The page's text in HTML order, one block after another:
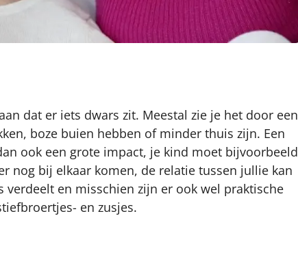
Content
dat er iets dwars zit. Meestal zie je het door een
boze buien hebben of minder thuis zijn. Een
ook een grote impact, je kind moet bijvoorbeeld
nog bij elkaar komen, de relatie tussen jullie kan
en misschien zijn er ook wel praktische
en zusjes.